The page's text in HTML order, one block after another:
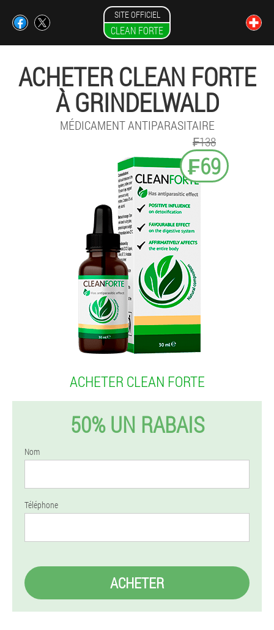
SITE OFFICIEL
CLEAN FORTE
ACHETER CLEAN FORTE
À GRINDELWALD
MÉDICAMENT ANTIPARASITAIRE
₣138
₣69
ACHETER CLEAN FORTE
50% UN RABAIS
Nom
Téléphone
ACHETER